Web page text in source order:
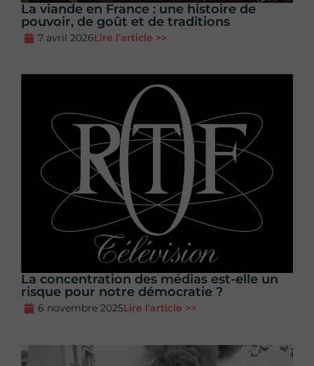
La viande en France : une histoire de
pouvoir, de goût et de traditions
7 avril 2026Lire l'article >>
La concentration des médias est-elle un
risque pour notre démocratie ?
6 novembre 2025Lire l'article >>